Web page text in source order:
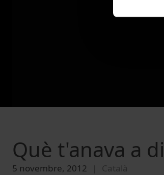
Què t'anava a
5 novembre, 2012 Català